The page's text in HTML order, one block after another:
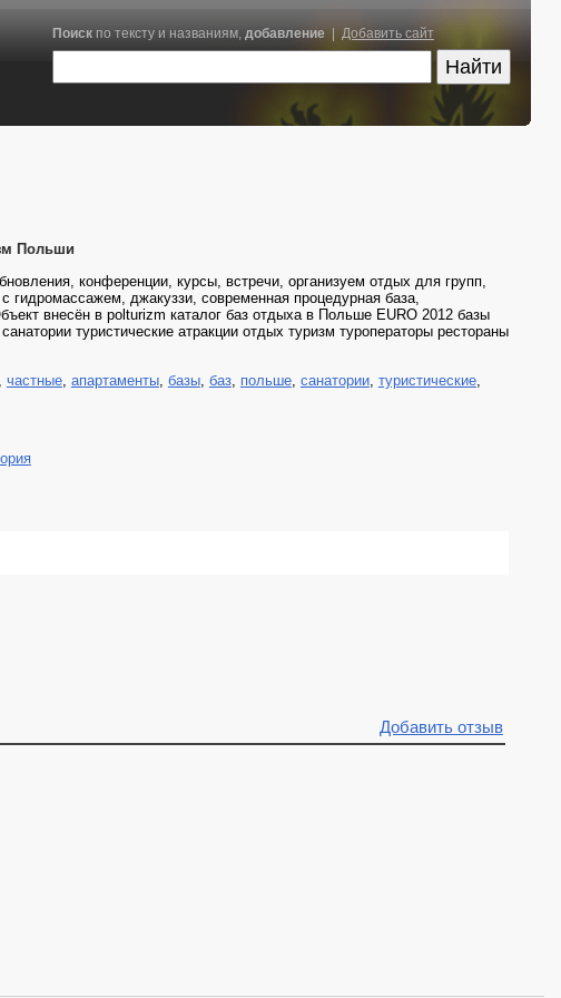
Поискпо тексту и названиям, добавление| Добавить сайт
Польши
конференции, курсы, встречи, организуем отдых для групп,
гидромассажем, джакуззи, современная процедурная база,
внесён в polturizm каталог баз отдыха в Польше EURO 2012 базы
туристические атракции отдых туризм туроператоры рестораны
частные, апартаменты, базы, баз, польше, санатории, туристические,
Добавить отзыв